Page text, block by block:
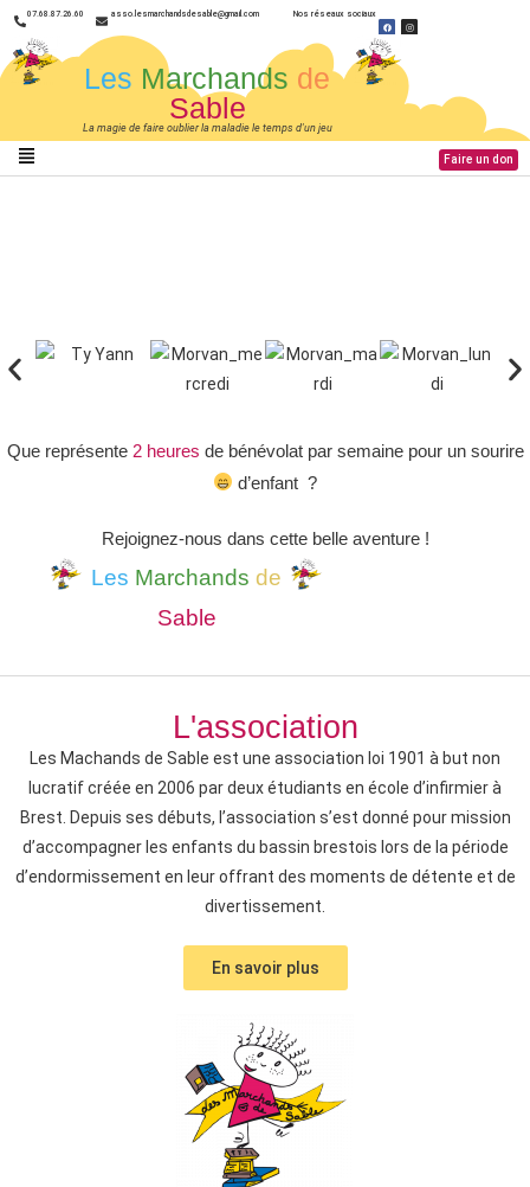
07.68.87.26.60 asso.lesmarchandsdesable@gmail.com Nos réseaux sociaux
Les Marchands de
Sable
La magie de faire oublier la maladie le temps d'un jeu
Faire un don
Que représente 2 heures de bénévolat par semaine pour un sourire
d’enfant ?
Rejoignez-nous dans cette belle aventure !
Les Marchands de
Sable
L'association
Les Machands de Sable est une association loi 1901 à but non
lucratif créée en 2006 par deux étudiants en école d’infirmier à
Brest. Depuis ses débuts, l’association s’est donné pour mission
d’accompagner les enfants du bassin brestois lors de la période
d’endormissement en leur offrant des moments de détente et de
divertissement.
En savoir plus